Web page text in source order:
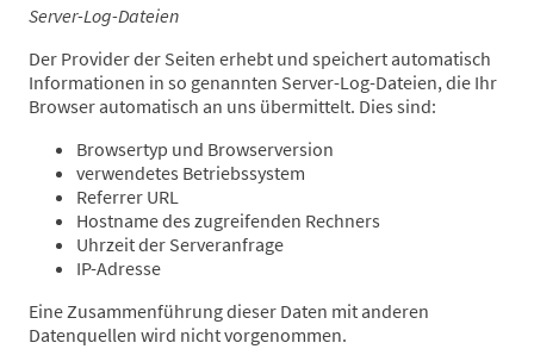
Server-Log-Dateien
Der Provider der Seiten erhebt und speichert automatisch
Informationen in so genannten Server-Log-Dateien, die Ihr
Browser automatisch an uns übermittelt. Dies sind:
Browsertyp und Browserversion
verwendetes Betriebssystem
Referrer URL
Hostname des zugreifenden Rechners
Uhrzeit der Serveranfrage
IP-Adresse
Eine Zusammenführung dieser Daten mit anderen
Datenquellen wird nicht vorgenommen.